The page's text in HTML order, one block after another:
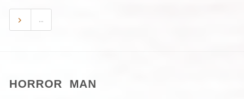
...
HORROR MAN